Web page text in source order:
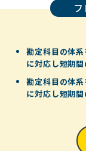
勘定科目の体系
に対応し短期間
勘定科目の体系
に対応し短期間